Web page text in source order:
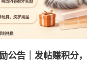
公告｜发帖赚积分